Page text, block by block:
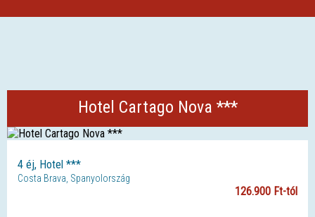
Hotel Cartago Nova ***
4 éj, Hotel ***
Costa Brava, Spanyolország
126.900 Ft-tól